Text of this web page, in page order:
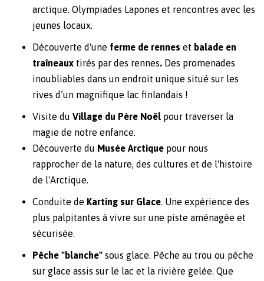
arctique. Olympiades Lapones et rencontres avec les
jeunes locaux.
Découverte d'une ferme de rennes et balade en
traîneaux tirés par des rennes. Des promenades
inoubliables dans un endroit unique situé sur les
rives d’un magnifique lac finlandais !
Visite du Village du Père Noël pour traverser la
magie de notre enfance.
Découverte du Musée Arctique pour nous
rapprocher de la nature, des cultures et de l'histoire
de l'Arctique.
Conduite de Karting sur Glace. Une expérience des
plus palpitantes à vivre sur une piste aménagée et
sécurisée.
Pêche "blanche" sous glace. Pêche au trou ou pêche
sur glace assis sur le lac et la rivière gelée. Que